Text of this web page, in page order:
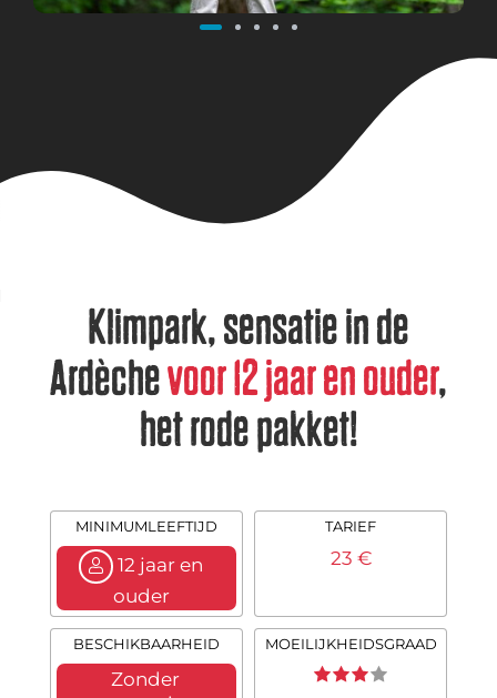
Klimpark, sensatie in de
Ardèchevoor 12 jaar en ouder,
het rode pakket!
MINIMUMLEEFTIJD
12 jaar en
ouder
TARIEF
23 €
BESCHIKBAARHEID
Zonder
MOEILIJKHEIDSGRAAD